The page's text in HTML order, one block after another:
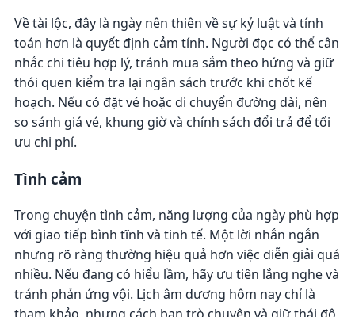
Về tài lộc, đây là ngày nên thiên về sự kỷ luật và tính
toán hơn là quyết định cảm tính. Người đọc có thể cân
nhắc chi tiêu hợp lý, tránh mua sắm theo hứng và giữ
thói quen kiểm tra lại ngân sách trước khi chốt kế
hoạch. Nếu có đặt vé hoặc di chuyển đường dài, nên
so sánh giá vé, khung giờ và chính sách đổi trả để tối
ưu chi phí.
Tình cảm
Trong chuyện tình cảm, năng lượng của ngày phù hợp
với giao tiếp bình tĩnh và tinh tế. Một lời nhắn ngắn
nhưng rõ ràng thường hiệu quả hơn việc diễn giải quá
nhiều. Nếu đang có hiểu lầm, hãy ưu tiên lắng nghe và
tránh phản ứng vội. Lịch âm dương hôm nay chỉ là